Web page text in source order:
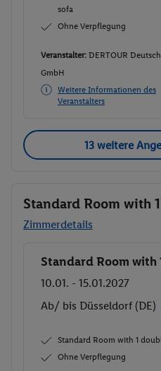
sofa
Ohne Verpflegung
Veranstalter: DERTOUR
GmbH
Weitere Informationen des
Veranstalters
13 weitere
Standard Room with
Zimmerdetails
Buchen
Standard Room with
10.01. - 15.01.2027
Ab/ bis Düsseldorf (DE)
Standard Room with 1
Ohne Verpflegung